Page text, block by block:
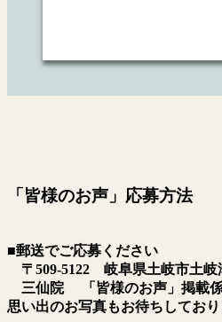
「皆様のお声」応募方法
■郵送でご応募ください
〒509-5122 岐阜県土岐市土岐
三仙院 「皆様のお声」掲載
思い出のお写真もお待ちしており